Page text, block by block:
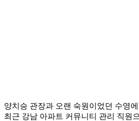
양치승 관장과 오랜 숙원이었던 수영
최근 강남 아파트 커뮤니티 관리 직원